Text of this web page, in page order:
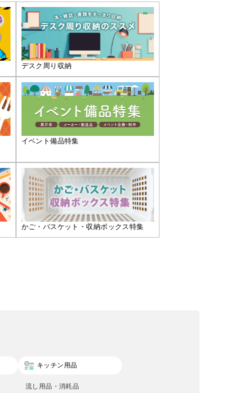
デスク周り収納
イベント備品特集
かご・バスケット・収納ボックス特集
キッチン用品
流し用品・消耗品